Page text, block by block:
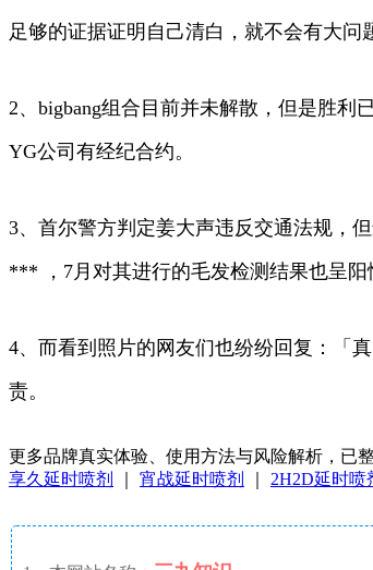
足够的证据证明自己清白，就不会有大问
2、bigbang组合目前并未解散，但是胜利
YG公司有经纪合约。
3、首尔警方判定姜大声违反交通法规，
*** ，7月对其进行的毛发检测结果也呈阳
4、而看到照片的网友们也纷纷回复：「
责。
更多品牌真实体验、使用方法与风险解析，已整
享久延时喷剂
宵战延时喷剂 2H2D延时喷